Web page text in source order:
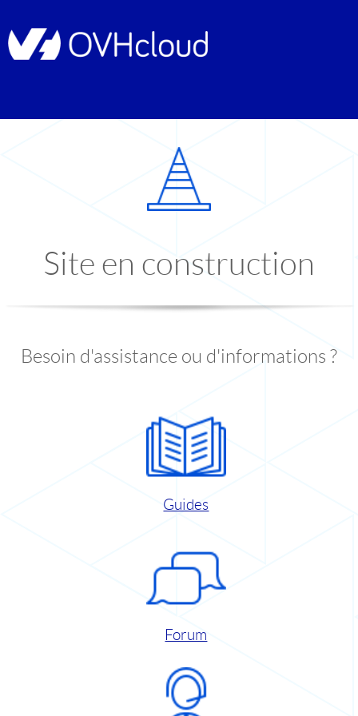
Site en construction
Besoin d'assistance ou d'informations ?
Guides
Forum